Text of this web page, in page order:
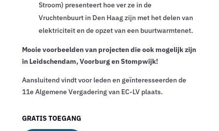
Stroom) presenteert hoe ver ze in de
Vruchtenbuurt in Den Haag zijn met het delen van
elektriciteit en de opzet van een buurtwarmtenet.
Mooie voorbeelden van projecten die ook mogelijk zijn
in Leidschendam, Voorburg en Stompwijk!
Aansluitend vindt voor leden en geïnteresseerden de
11e Algemene Vergadering van EC-LV plaats.
GRATIS TOEGANG